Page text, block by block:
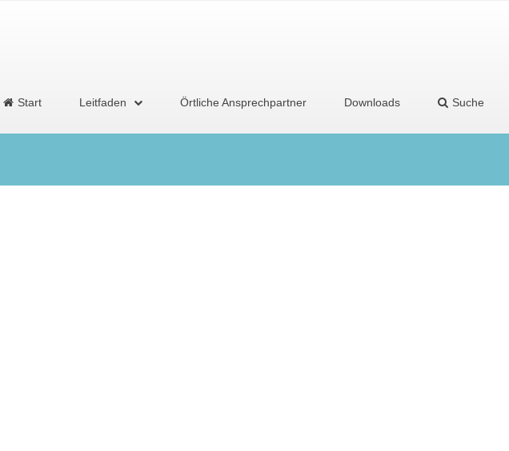
Start Leitfaden Örtliche Ansprechpartner Downloads Suche